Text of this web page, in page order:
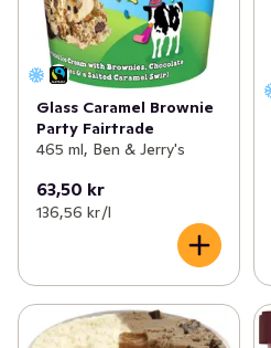
Glass Caramel Brownie
Party Fairtrade
465 ml, Ben & Jerry's
63,50 kr
136,56 kr /l